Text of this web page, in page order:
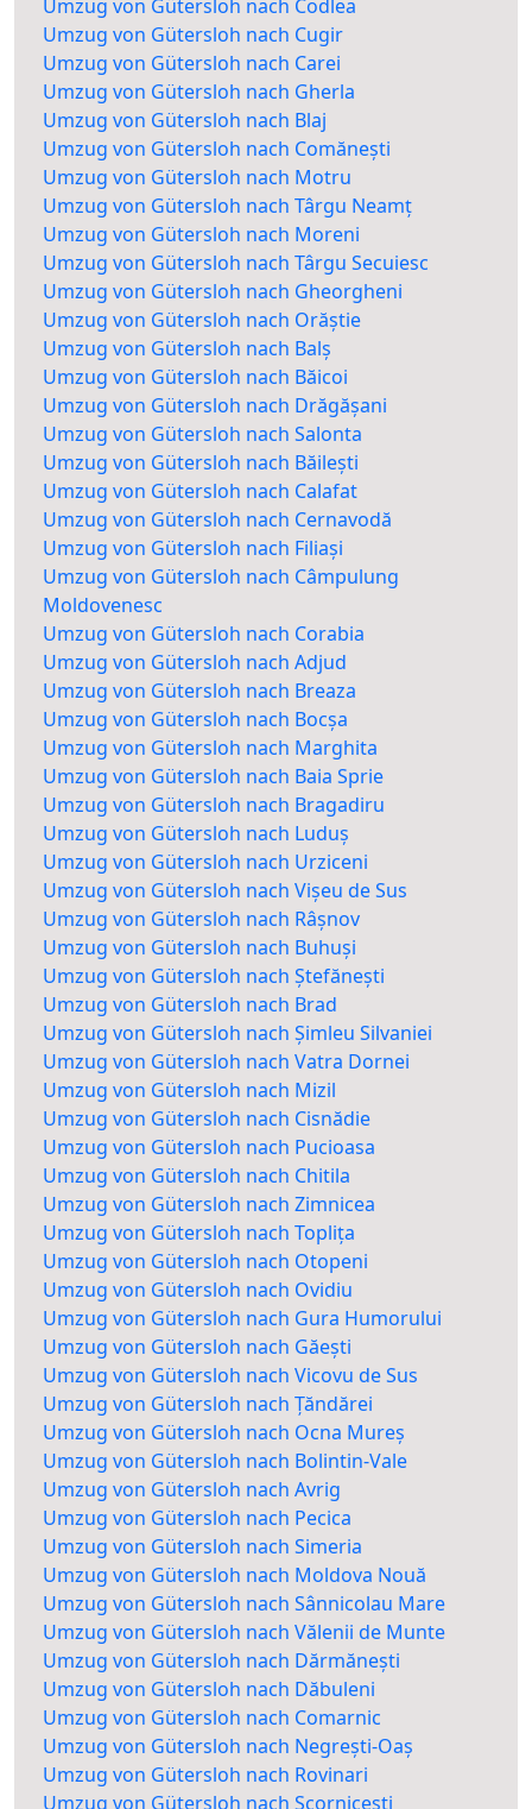
Umzug von Gütersloh nach Codlea
Umzug von Gütersloh nach Cugir
Umzug von Gütersloh nach Carei
Umzug von Gütersloh nach Gherla
Umzug von Gütersloh nach Blaj
Umzug von Gütersloh nach Comănești
Umzug von Gütersloh nach Motru
Umzug von Gütersloh nach Târgu Neamț
Umzug von Gütersloh nach Moreni
Umzug von Gütersloh nach Târgu Secuiesc
Umzug von Gütersloh nach Gheorgheni
Umzug von Gütersloh nach Orăștie
Umzug von Gütersloh nach Balș
Umzug von Gütersloh nach Băicoi
Umzug von Gütersloh nach Drăgășani
Umzug von Gütersloh nach Salonta
Umzug von Gütersloh nach Băilești
Umzug von Gütersloh nach Calafat
Umzug von Gütersloh nach Cernavodă
Umzug von Gütersloh nach Filiași
Umzug von Gütersloh nach Câmpulung
Moldovenesc
Umzug von Gütersloh nach Corabia
Umzug von Gütersloh nach Adjud
Umzug von Gütersloh nach Breaza
Umzug von Gütersloh nach Bocșa
Umzug von Gütersloh nach Marghita
Umzug von Gütersloh nach Baia Sprie
Umzug von Gütersloh nach Bragadiru
Umzug von Gütersloh nach Luduș
Umzug von Gütersloh nach Urziceni
Umzug von Gütersloh nach Vișeu de Sus
Umzug von Gütersloh nach Râșnov
Umzug von Gütersloh nach Buhuși
Umzug von Gütersloh nach Ștefănești
Umzug von Gütersloh nach Brad
Umzug von Gütersloh nach Șimleu Silvaniei
Umzug von Gütersloh nach Vatra Dornei
Umzug von Gütersloh nach Mizil
Umzug von Gütersloh nach Cisnădie
Umzug von Gütersloh nach Pucioasa
Umzug von Gütersloh nach Chitila
Umzug von Gütersloh nach Zimnicea
Umzug von Gütersloh nach Toplița
Umzug von Gütersloh nach Otopeni
Umzug von Gütersloh nach Ovidiu
Umzug von Gütersloh nach Gura Humorului
Umzug von Gütersloh nach Găești
Umzug von Gütersloh nach Vicovu de Sus
Umzug von Gütersloh nach Țăndărei
Umzug von Gütersloh nach Ocna Mureș
Umzug von Gütersloh nach Bolintin-Vale
Umzug von Gütersloh nach Avrig
Umzug von Gütersloh nach Pecica
Umzug von Gütersloh nach Simeria
Umzug von Gütersloh nach Moldova Nouă
Umzug von Gütersloh nach Sânnicolau Mare
Umzug von Gütersloh nach Vălenii de Munte
Umzug von Gütersloh nach Dărmănești
Umzug von Gütersloh nach Dăbuleni
Umzug von Gütersloh nach Comarnic
Umzug von Gütersloh nach Negrești-Oaș
Umzug von Gütersloh nach Rovinari
Umzug von Gütersloh nach Scornicești